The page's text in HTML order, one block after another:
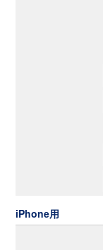
iPhone用